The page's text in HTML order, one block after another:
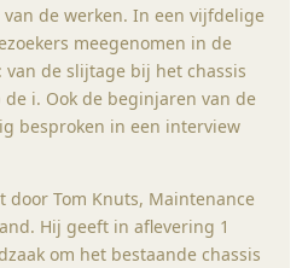
de werken. In een vijfdelige
meegenomen in de
de slijtage bij het chassis
i. Ook de beginjaren van de
besproken in een interview
door Tom Knuts, Maintenance
Hij geeft in aflevering 1
om het bestaande chassis